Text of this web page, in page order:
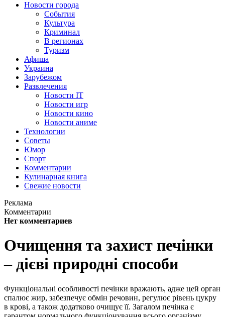
Новости города
События
Культура
Криминал
В регионах
Туризм
Афиша
Украина
Зарубежом
Развлечения
Новости IT
Новости игр
Новости кино
Новости аниме
Технологии
Советы
Юмор
Спорт
Комментарии
Кулинарная книга
Свежие новости
Реклама
Комментарии
Нет комментариев
Очищення та захист печінки
– дієві природні способи
Функціональні особливості печінки вражають, адже цей орган
спалює жир, забезпечує обмін речовин, регулює рівень цукру
в крові, а також додатково очищує її. Загалом печінка є